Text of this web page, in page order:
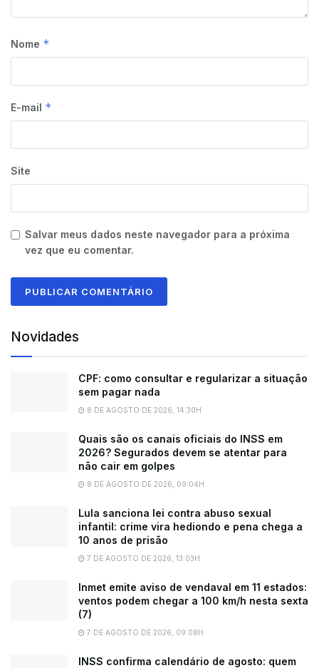
Nome *
E-mail *
Site
Salvar meus dados neste navegador para a próxima
vez que eu comentar.
Novidades
CPF: como consultar e regularizar a situação
sem pagar nada
8 DE AGOSTO DE 2026, 14:30H
Quais são os canais oficiais do INSS em
2026? Segurados devem se atentar para
não cair em golpes
8 DE AGOSTO DE 2026, 09:04H
Lula sanciona lei contra abuso sexual
infantil: crime vira hediondo e pena chega a
10 anos de prisão
7 DE AGOSTO DE 2026, 13:03H
Inmet emite aviso de vendaval em 11 estados:
ventos podem chegar a 100 km/h nesta sexta
(7)
7 DE AGOSTO DE 2026, 09:08H
INSS confirma calendário de agosto: quem